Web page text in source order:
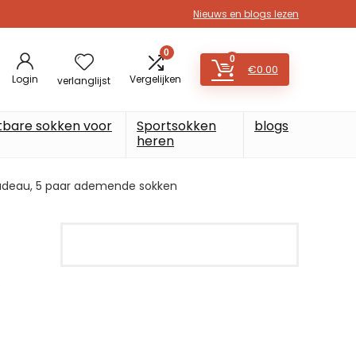
Nieuws en blogs lezen
Login verlanglijst
0
Vergelijken
0
€0.00
sokken voor
Sportsokken
heren
blogs
5 paar ademende sokken